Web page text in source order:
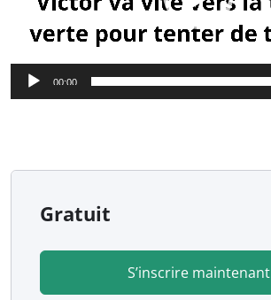
00:00
Gratuit
S’inscrire maintenant